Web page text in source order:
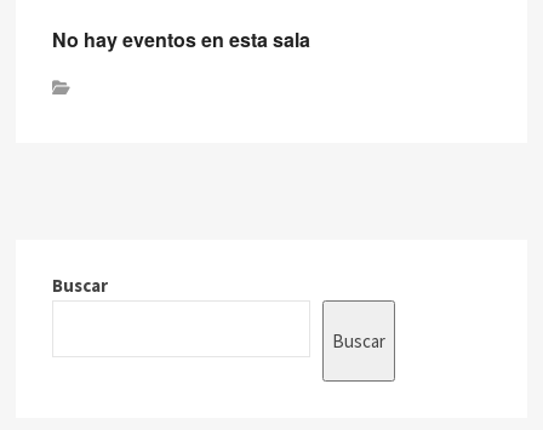
No hay eventos en esta sala
Buscar
Buscar